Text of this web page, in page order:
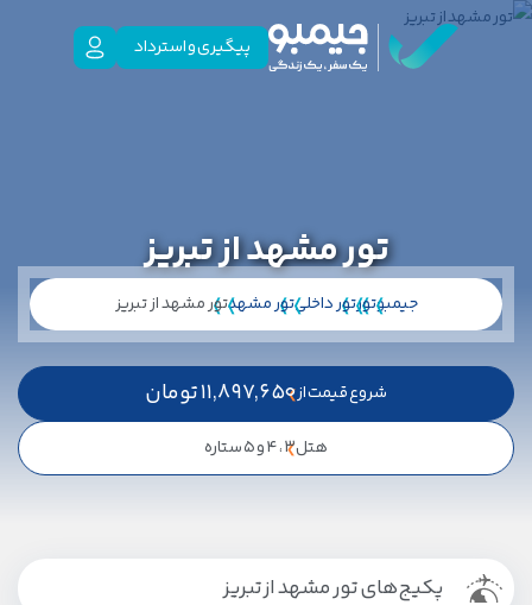
پیگیری و استرداد
تور مشهد از تبریز
جیمبوتورتور داخلیتور مشهدتور مشهد از تبریز
شروع قیمت از11,897,650تومان
هتل3 ، 4 و 5 ستاره
پکیج‌های تور مشهد از تبریز